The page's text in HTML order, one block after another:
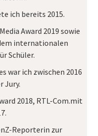
ich bereits 2015.
Award 2019 sowie
dem internationalen
Schüler.
war ich zwischen 2016
Jury.
2018, RTL-Com.mit
Reporterin zur